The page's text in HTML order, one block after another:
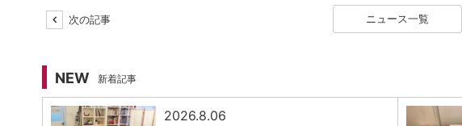
次の記事 ニュース一覧
NEW 新着記事
2026.8.06